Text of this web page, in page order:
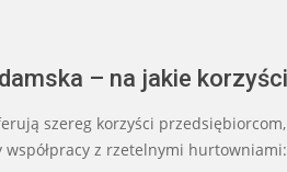
– na jakie
szereg korzyści
współpracy z rzetelnymi hurtowniami: